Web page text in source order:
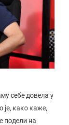
себе довела у
је, како каже,
подели на